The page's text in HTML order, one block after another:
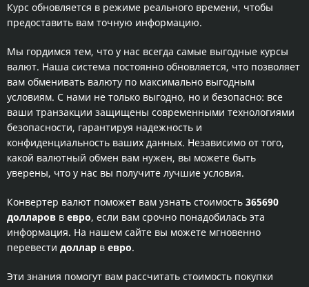
Курс обновляется в режиме реального времени, чтобы
предоставить вам точную информацию.
Мы гордимся тем, что у нас всегда самые выгодные курсы
валют. Наша система постоянно обновляется, что позволяет
вам обменивать валюту по максимально выгодным
условиям. С нами не только выгодно, но и безопасно: все
ваши транзакции защищены современными технологиями
безопасности, гарантируя надежность и
конфиденциальность ваших данных. Независимо от того,
какой валютный обмен вам нужен, вы можете быть
уверены, что у нас вы получите лучшие условия.
Конвертер валют поможет вам узнать стоимость 365690
долларов в евро, если вам срочно понадобилась эта
информация. На нашем сайте вы можете мгновенно
перевести доллар в евро.
Эти знания помогут вам рассчитать стоимость покупки